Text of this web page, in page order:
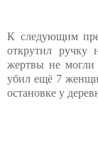
К следующим
открутил ручку
жертвы не могли
убил ещё 7
остановке у